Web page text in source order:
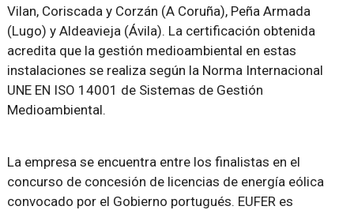
Vilan, Coriscada y Corzán (A Coruña), Peña Armada
(Lugo) y Aldeavieja (Ávila). La certificación obtenida
acredita que la gestión medioambiental en estas
instalaciones se realiza según la Norma Internacional
UNE EN ISO 14001 de Sistemas de Gestión
Medioambiental.
La empresa se encuentra entre los finalistas en el
concurso de concesión de licencias de energía eólica
convocado por el Gobierno portugués. EUFER es